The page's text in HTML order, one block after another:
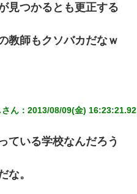
見つかるとも更正する
教師もクソバカだなｗ
さん ：2013/08/09(金) 16:23:21.92
ている学校なんだろう
な。